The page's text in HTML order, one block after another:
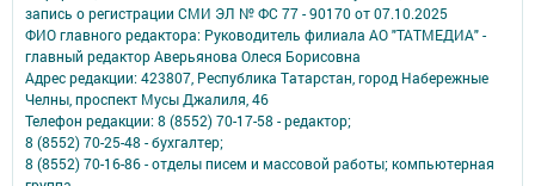
запись о регистрации СМИ ЭЛ № ФС 77 - 90170 от 07.10.2025
ФИО главного редактора: Руководитель филиала АО "ТАТМЕДИА" -
главный редактор Аверьянова Олеся Борисовна
Адрес редакции: 423807, Республика Татарстан, город Набережные
Челны, проспект Мусы Джалиля, 46
Телефон редакции: 8 (8552) 70-17-58 - редактор;
8 (8552) 70-25-48 - бухгалтер;
8 (8552) 70-16-86 - отделы писем и массовой работы; компьютерная